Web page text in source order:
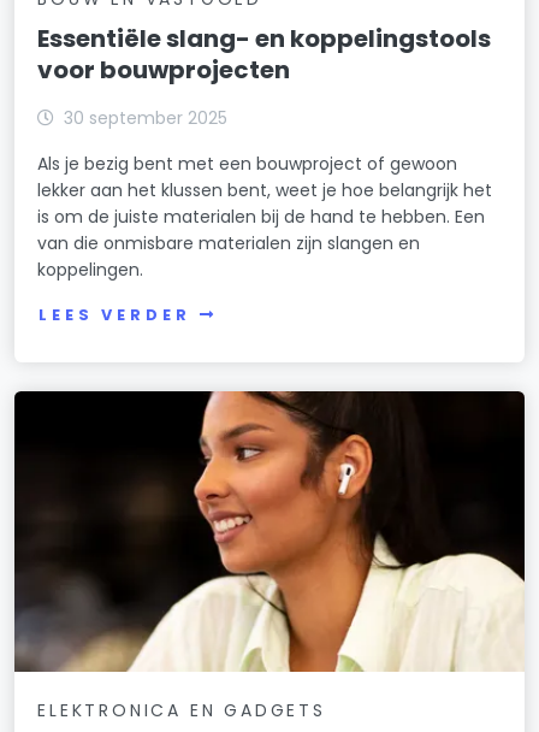
Essentiële slang- en koppelingstools
voor bouwprojecten
30 september 2025
Als je bezig bent met een bouwproject of gewoon
lekker aan het klussen bent, weet je hoe belangrijk het
is om de juiste materialen bij de hand te hebben. Een
van die onmisbare materialen zijn slangen en
koppelingen.
LEES VERDER
ELEKTRONICA EN GADGETS